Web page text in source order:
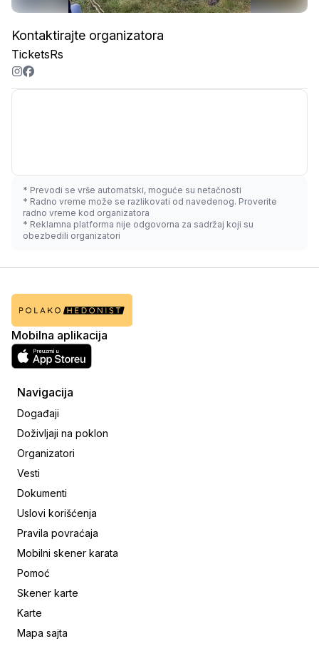
Kontaktirajte organizatora
TicketsRs
* Prevodi se vrše automatski, moguće su netačnosti
* Radno vreme može se razlikovati od navedenog. Proverite
radno vreme kod organizatora
* Reklamna platforma nije odgovorna za sadržaj koji su
obezbedili organizatori
Mobilna aplikacija
Navigacija
Događaji
Doživljaji na poklon
Organizatori
Vesti
Dokumenti
Uslovi korišćenja
Pravila povraćaja
Mobilni skener karata
Pomoć
Skener karte
Karte
Mapa sajta